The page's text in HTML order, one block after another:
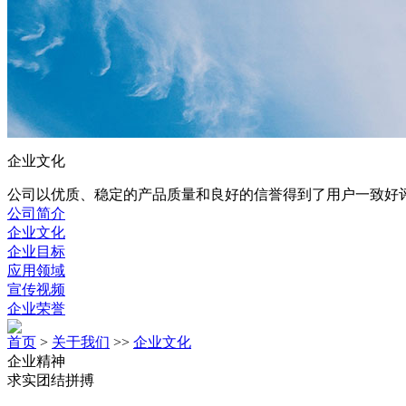
企业文化
公司以优质、稳定的产品质量和良好的信誉得到了用户一致好
公司简介
企业文化
企业目标
应用领域
宣传视频
企业荣誉
首页 > 关于我们 >> 企业文化
企业精神
求实团结拼搏